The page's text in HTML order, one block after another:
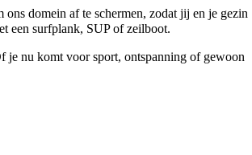
ons domein af te schermen, zodat jij en je gezin
een surfplank, SUP of zeilboot.
je nu komt voor sport, ontspanning of gewoon